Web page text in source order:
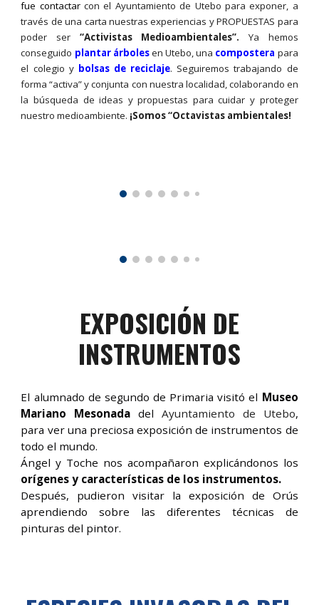
fue contactarcon el Ayuntamiento de Utebo para exponer, a
través de una carta nuestras experiencias y PROPUESTAS para
poder ser “Activistas Medioambientales”. Ya hemos
conseguido plantar árbolesen Utebo, una compostera para
el colegio y bolsas de reciclaje. Seguiremos trabajando de
forma “activa” y conjunta con nuestra localidad, colaborando en
la búsqueda de ideas y propuestas para cuidar y proteger
nuestro medioambiente. ¡Somos “Octavistas ambientales!
EXPOSICIÓN DE
INSTRUMENTOS
El alumnado de segundo de Primaria visitó el Museo
Mariano Mesonada del Ayuntamiento de Utebo,
para ver una preciosa exposición de instrumentos de
todo el mundo.
Ángel y Toche nos acompañaron explicándonos los
orígenes y características de los instrumentos.
Después, pudieron visitar la exposición de Orús
aprendiendo sobre las diferentes técnicas de
pinturas del pintor.